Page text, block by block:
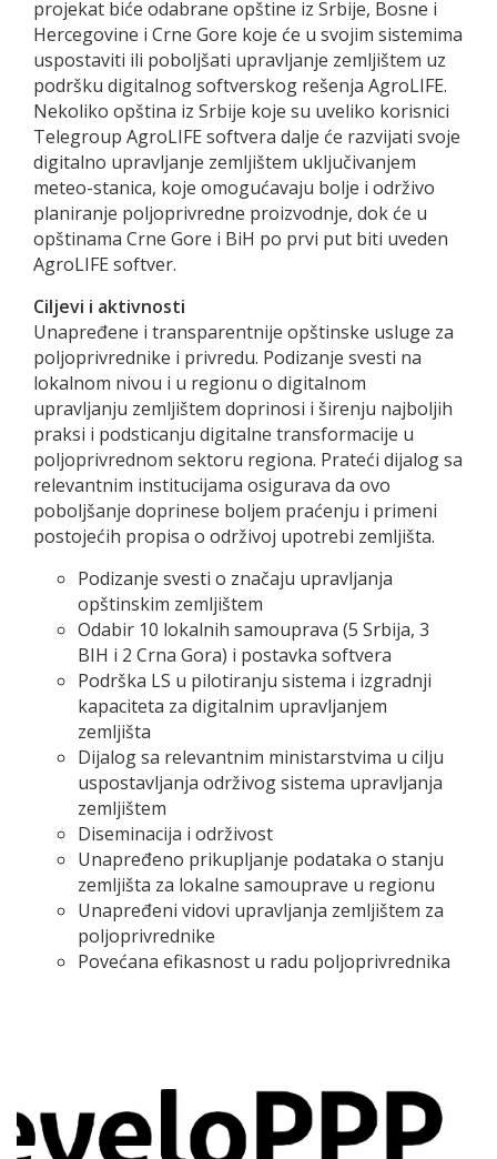
projekat biće odabrane opštine iz Srbije, Bosne i
Hercegovine i Crne Gore koje će u svojim sistemima
uspostaviti ili poboljšati upravljanje zemljištem uz
podršku digitalnog softverskog rešenja AgroLIFE.
Nekoliko opština iz Srbije koje su uveliko korisnici
Telegroup AgroLIFE softvera dalje će razvijati svoje
digitalno upravljanje zemljištem uključivanjem
meteo-stanica, koje omogućavaju bolje i održivo
planiranje poljoprivredne proizvodnje, dok će u
opštinama Crne Gore i BiH po prvi put biti uveden
AgroLIFE softver.
Ciljevi i aktivnosti
Unapređene i transparentnije opštinske usluge za
poljoprivrednike i privredu. Podizanje svesti na
lokalnom nivou i u regionu o digitalnom
upravljanju zemljištem doprinosi i širenju najboljih
praksi i podsticanju digitalne transformacije u
poljoprivrednom sektoru regiona. Prateći dijalog sa
relevantnim institucijama osigurava da ovo
poboljšanje doprinese boljem praćenju i primeni
postojećih propisa o održivoj upotrebi zemljišta.
Podizanje svesti o značaju upravljanja
opštinskim zemljištem
Odabir 10 lokalnih samouprava (5 Srbija, 3
BIH i 2 Crna Gora) i postavka softvera
Podrška LS u pilotiranju sistema i izgradnji
kapaciteta za digitalnim upravljanjem
zemljišta
Dijalog sa relevantnim ministarstvima u cilju
uspostavljanja održivog sistema upravljanja
zemljištem
Diseminacija i održivost
Unapređeno prikupljanje podataka o stanju
zemljišta za lokalne samouprave u regionu
Unapređeni vidovi upravljanja zemljištem za
poljoprivrednike
Povećana efikasnost u radu poljoprivrednika